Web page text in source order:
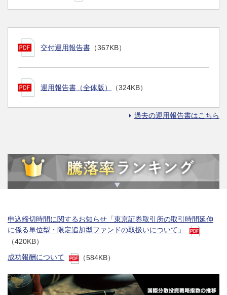
交付運用報告書 （367KB）
運用報告書（全体版） （324KB）
過去の運用報告書はこちら
申込締切時間に関するお知らせ「東京証券取引所の取引時間延伸
に係る単位型・限定追加型ファンドの取扱いについて」
（420KB）
成功報酬について
（584KB）